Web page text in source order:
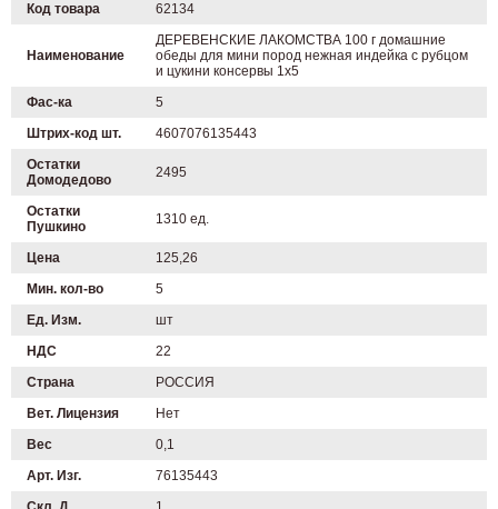
Код товара 62134
Наименование
ДЕРЕВЕНСКИЕ ЛАКОМСТВА 100 г домашние
обеды для мини пород нежная индейка с рубцом
и цукини консервы 1х5
Фас-ка
5
Штрих-код шт.
4607076135443
Остатки
Домодедово
2495
Остатки
Пушкино
1310 ед.
Цена
125,26
Мин. кол-во
5
Ед. Изм.
шт
НДС
22
Страна
РОССИЯ
Вет. Лицензия
Нет
Вес
0,1
Арт. Изг.
76135443